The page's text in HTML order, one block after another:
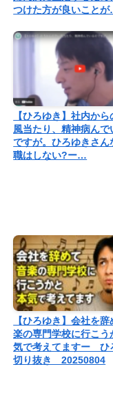
つけた方が良いこと
【ひろゆき】社内か
風当たり、精神病んで
ですが。ひろゆきさん
職はしない?ー…
【ひろゆき】会社を
楽の専門学校に行こう
気で考えてますー ひ
切り抜き 20250804